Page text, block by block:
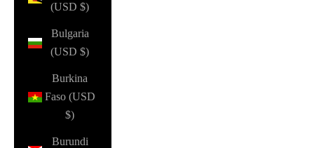
(USD $)
Bulgaria
(USD $)
Burkina
Faso (USD
$)
Burundi